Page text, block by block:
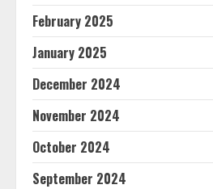
February 2025
January 2025
December 2024
November 2024
October 2024
September 2024